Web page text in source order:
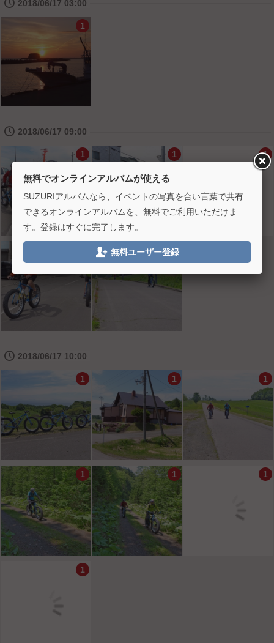
2018/06/17 03:00
1
🕔 2018/06/17 09:00
1 1 1
1
🕔 2018/06/17 10:00
1 1 1
1 1 1
1
無料でオンラインアルバムが使える
SUZURIアルバムなら、イベントの写真を合い言葉で共有
できるオンラインアルバムを、無料でご利用いただけま
す。登録はすぐに完了します。
 無料ユーザー登録